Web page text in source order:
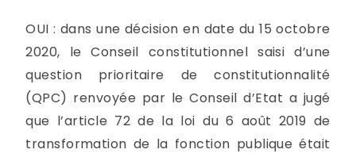
OUI : dans une décision en date du 15 octobre
2020, le Conseil constitutionnel saisi d’une
question prioritaire de constitutionnalité
(QPC) renvoyée par le Conseil d’Etat a jugé
que l’article 72 de la loi du 6 août 2019 de
transformation de la fonction publique était